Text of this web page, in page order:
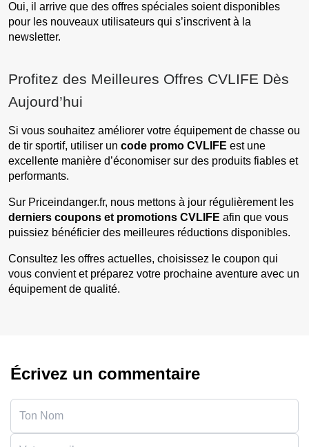
Oui, il arrive que des offres spéciales soient disponibles
pour les nouveaux utilisateurs qui s’inscrivent à la
newsletter.
Profitez des Meilleures Offres CVLIFE Dès
Aujourd’hui
Si vous souhaitez améliorer votre équipement de chasse ou
de tir sportif, utiliser un code promo CVLIFE est une
excellente manière d’économiser sur des produits fiables et
performants.
Sur Priceindanger.fr, nous mettons à jour régulièrement les
derniers coupons et promotions CVLIFE afin que vous
puissiez bénéficier des meilleures réductions disponibles.
Consultez les offres actuelles, choisissez le coupon qui
vous convient et préparez votre prochaine aventure avec un
équipement de qualité.
Écrivez un commentaire